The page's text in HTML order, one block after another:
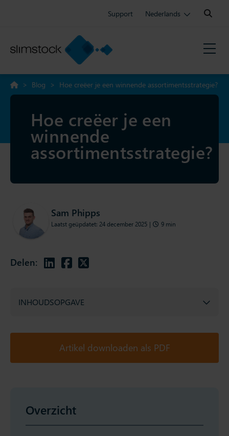
Support Nederlands
Search:
> Blog > Hoe creëer je een winnende assortimentsstrategie?
Hoe creëer je een
winnende
assortimentsstrategie?
Delen:
Sam Phipps
Laatst geüpdatet: 24 december 2025 | 9 min
INHOUDSOPGAVE
Artikel downloaden als PDF
Overzicht